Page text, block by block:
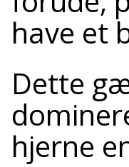
have et
Dette
hjerne